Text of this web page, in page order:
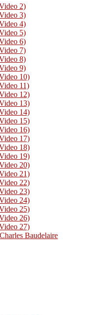
2)
3)
4)
5)
6)
7)
8)
9)
10)
11)
12)
13)
14)
15)
16)
17)
18)
19)
20)
21)
22)
23)
24)
25)
26)
27)
Baudelaire